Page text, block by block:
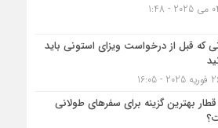
که قبل از درخواست ویزای استونی باید
قطار بهترین گزینه برای سفرهای طولانی